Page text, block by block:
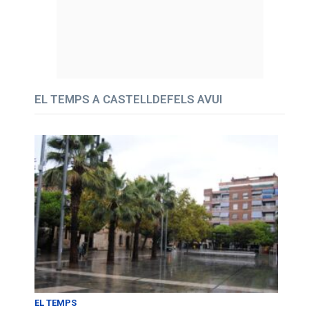
EL TEMPS A CASTELLDEFELS AVUI
EL TEMPS